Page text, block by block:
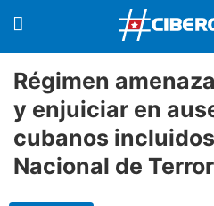
Régimen
y enjuiciar en
cubanos
Nacional de